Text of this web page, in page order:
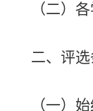
（二）
二、评
（一）